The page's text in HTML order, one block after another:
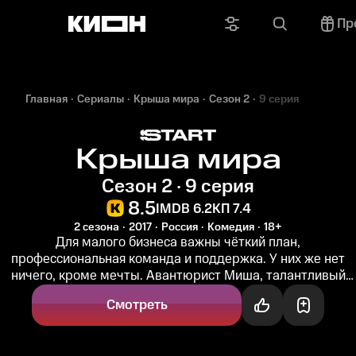
Главная Сериалы Крыша мира Сезон 2 9 серия
Крыша мира
Сезон 2 · 9 серия
8.5IMDB 6.2КП 7.4
2 сезона 2017 Россия Комедия 18+
Для малого бизнеса важны чёткий план,
профессиональная команда и поддержка. У них же нет
ничего, кроме мечты. Авантюрист Миша, талантливый
дизайнер Оля и Ярослав, хозяин...
Смотреть